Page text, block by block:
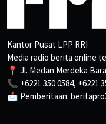
Kantor Pusat LPP RRI
Media radio berita online
📍 Jl. Medan Merdeka
📞 +6221 350 0584, +6221
📩 Pemberitaan: